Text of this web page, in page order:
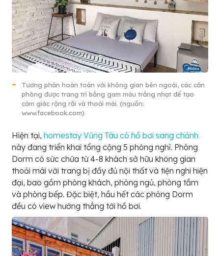
Tương phản hoàn toàn với không gian bên ngoài, các căn
phòng được trang trí bằng gam màu trắng nhạt để tạo
cảm giác rộng rãi và thoải mái. (nguồn:
www.facebook.com)
Hiện tại, homestay Vũng Tàu có hồ bơi sang chảnh
này đang triển khai tổng cộng 5 phòng nghỉ. Phòng
Dorm có sức chứa từ 4-8 khách sở hữu không gian
thoải mái với trang bị đầy đủ nội thất và tiện nghi hiện
đại, bao gồm phòng khách, phòng ngủ, phòng tắm
và phòng bếp. Đặc biệt, hầu hết các phòng Dorm
đều có view hướng thẳng tới hồ bơi.